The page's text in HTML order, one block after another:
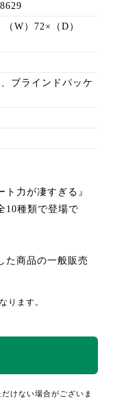
W）72×（D）
ブラインドパッケ
ト力が凄すぎる』
10種類で登場で
た商品の一般販売
ります。
けない場合がございま